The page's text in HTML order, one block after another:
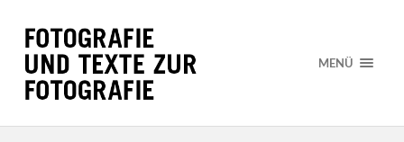
MENÜ